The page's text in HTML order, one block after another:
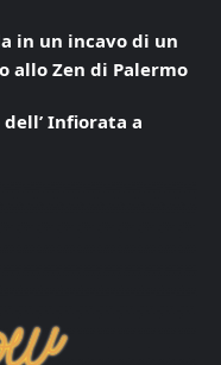
in un incavo di un
allo Zen di Palermo
Infiorata a